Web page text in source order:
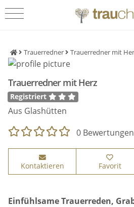
Trauerredner Trauerredner mit
Trauerredner mit Herz
Registriert
Aus Glashütten
0 Bewertungen
Kontaktieren Favorit
Einfühlsame Trauerreden,